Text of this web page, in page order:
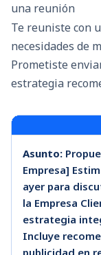
una reunión
Te reuniste con
necesidades de
Prometiste
estrategia
Asunto:
Empresa]
ayer para
la Empresa
estrategia
Incluye